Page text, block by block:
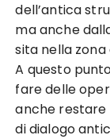
dell’antica
ma anche
sita nella
A questo
fare delle
anche restare
di dialogo